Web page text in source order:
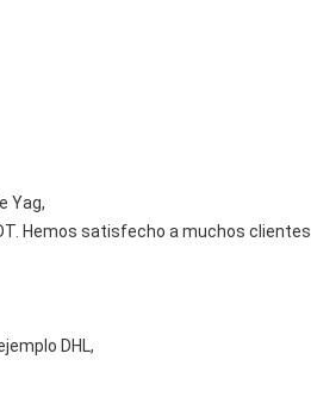
Yag,
Hemos satisfecho a muchos clientes
DHL,